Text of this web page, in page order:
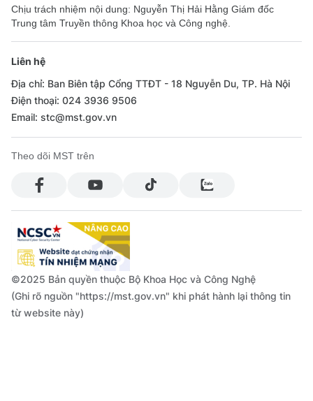
Chịu trách nhiệm nội dung: Nguyễn Thị Hải Hằng Giám đốc
Trung tâm Truyền thông Khoa học và Công nghệ.
Liên hệ
Địa chỉ: Ban Biên tập Cổng TTĐT - 18 Nguyễn Du, TP. Hà Nội
Điện thoại: 024 3936 9506
Email: stc@mst.gov.vn
Theo dõi MST trên
©2025 Bản quyền thuộc Bộ Khoa Học và Công Nghệ
(Ghi rõ nguồn "https://mst.gov.vn" khi phát hành lại thông tin
từ website này)